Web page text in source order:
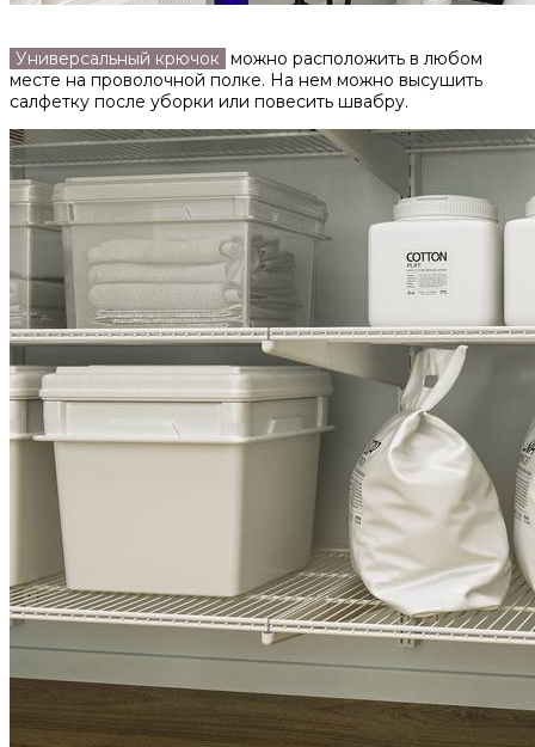
Универсальный крючок можно расположить в любом
месте на проволочной полке. На нем можно высушить
салфетку после уборки или повесить швабру.